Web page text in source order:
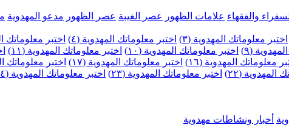
والفقهاء علامات الظهور عصر الغيبة عصر الظهور مدعو المهدوية
اختبر معلوماتك المهدوية (٣) اختبر معلوماتك المهدوية (٤) اختبر معلوماتك
(٩) اختبر معلوماتك المهدوية (١٠) اختبر معلوماتك المهدوية (١١)
معلوماتك المهدوية (١٦) اختبر معلوماتك المهدوية (١٧) اختبر معلوماتك
المهدوية (٢٢) اختبر معلوماتك المهدوية (٢٣)
اختبر معلوماتك المهدوية (٢٤)
أخبار ونشاطات مهدوية